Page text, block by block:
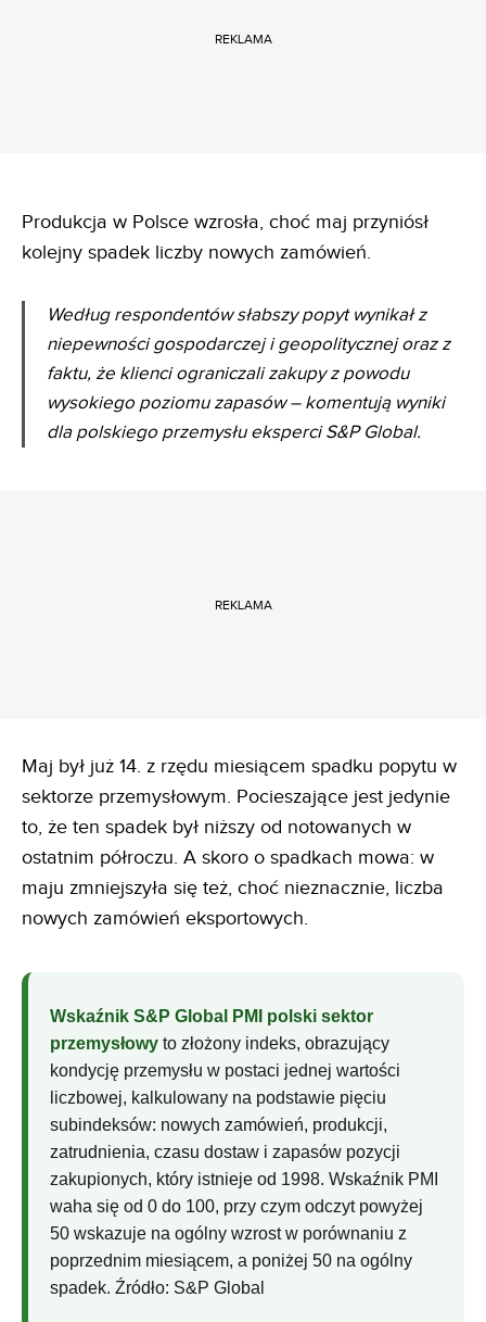
REKLAMA
Produkcja w Polsce wzrosła, choć maj przyniósł
kolejny spadek liczby nowych zamówień.
Według respondentów słabszy popyt wynikał z
niepewności gospodarczej i geopolitycznej oraz z
faktu, że klienci ograniczali zakupy z powodu
wysokiego poziomu zapasów – komentują wyniki
dla polskiego przemysłu eksperci S&P Global.
REKLAMA
Maj był już 14. z rzędu miesiącem spadku popytu w
sektorze przemysłowym. Pocieszające jest jedynie
to, że ten spadek był niższy od notowanych w
ostatnim półroczu. A skoro o spadkach mowa: w
maju zmniejszyła się też, choć nieznacznie, liczba
nowych zamówień eksportowych.
Wskaźnik S&P Global PMI polski sektor
przemysłowy to złożony indeks, obrazujący
kondycję przemysłu w postaci jednej wartości
liczbowej, kalkulowany na podstawie pięciu
subindeksów: nowych zamówień, produkcji,
zatrudnienia, czasu dostaw i zapasów pozycji
zakupionych, który istnieje od 1998. Wskaźnik PMI
waha się od 0 do 100, przy czym odczyt powyżej
50 wskazuje na ogólny wzrost w porównaniu z
poprzednim miesiącem, a poniżej 50 na ogólny
spadek. Źródło: S&P Global